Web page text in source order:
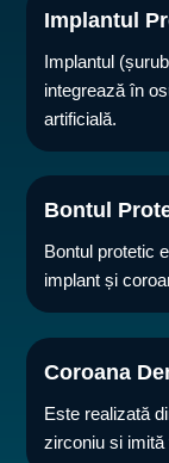
Implantul
Implantul
integrează în
artificială.
Bontul
Bontul protetic
implant și
Coroana
Este realizată
zirconiu si imită